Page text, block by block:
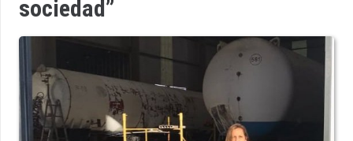
sociedad”